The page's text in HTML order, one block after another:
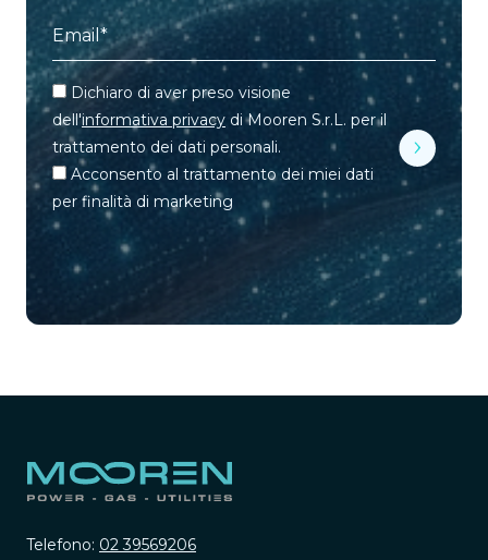
Dichiaro di aver preso visione
dell'informativa privacy di Mooren S.r.L. per il
trattamento dei dati personali.
Acconsento al trattamento dei miei dati
per finalità di marketing
Telefono: 02 39569206